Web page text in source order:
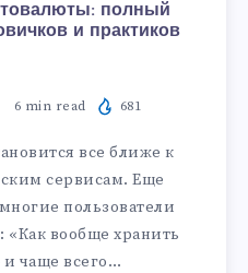
полный
и практиков
6 min read 681
все ближе к
сервисам. Еще
пользователи
«Как вообще хранить
чаще всего…